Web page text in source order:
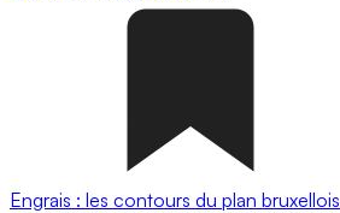
Engrais : les contours du plan bruxellois